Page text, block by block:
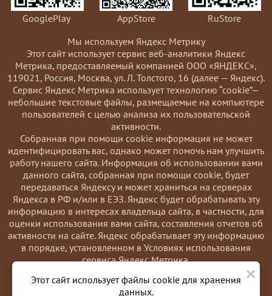
×
Этот сайт использует файлы cookie для хранения
данных.
GooglePlay AppStore
RuStore
Мы используем Яндекс Метрику
Этот сайт использует сервис веб-аналитики Яндекс
Метрика, предоставляемый компанией ООО «ЯНДЕКС»,
119021, Россия, Москва, ул. Л. Толстого, 16 (далее — Яндекс).
Сервис Яндекс Метрика использует технологию “cookie”—
небольшие текстовые файлы, размещаемые на компьютере
пользователей с целью анализа их пользовательской
активности.
Coбранная при помощи cookie информация не может
идентифицировать вас, однако может помочь нам улучшить
работу нашего сайта. Информация об использовании вами
данного сайта, собранная при помощи cookie, будет
передаваться Яндексу и может храниться на серверах
Яндекса в РФ и/или в ЕЭЗ. Яндекс будет обрабатывать эту
информацию в интересах владельца сайта, в частности, для
оценки использования вами сайта, составления отчетов об
активности на сайте. Яндекс обрабатывает эту информацию
в порядке, установленном в Условиях использования
сервиса Яндекс Метрика.
Вы можете отказаться от использования cookies, выбрав
соответствующие настройки в браузере. Также вы можете